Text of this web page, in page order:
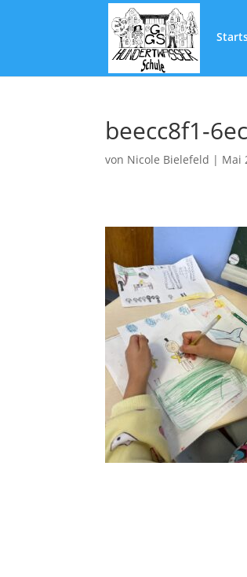
beecc8f1-
von Nicole Bielefeld | Mai